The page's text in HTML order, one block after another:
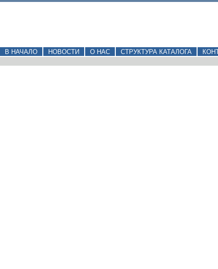
В НАЧАЛО НОВОСТИ О НАС СТРУКТУРА КАТАЛОГА